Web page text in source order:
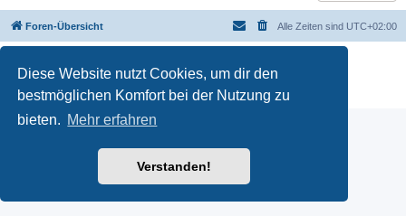
Diese Website nutzt Cookies, um dir den
bestmöglichen Komfort bei der Nutzung zu
bieten. Mehr erfahren
Verstanden!
Foren-Übersicht Alle Zeiten sind UTC+02:00
Deutsche Übersetzung durch
phpBB.de
PRIVACY_LINK|TERMS_LINK